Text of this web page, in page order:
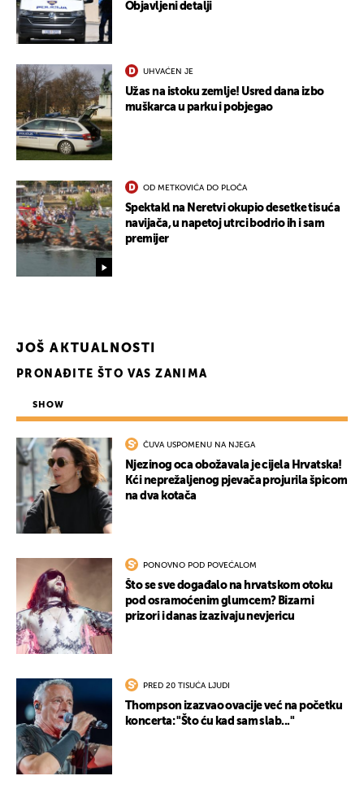
Objavljeni detalji
UHVAĆEN JE
Užas na istoku zemlje! Usred dana izbo
muškarca u parku i pobjegao
OD METKOVIĆA DO PLOČA
Spektakl na Neretvi okupio desetke tisuća
navijača, u napetoj utrci bodrio ih i sam
premijer
JOŠ AKTUALNOSTI
PRONAĐITE ŠTO VAS ZANIMA
SHOW
ČUVA USPOMENU NA NJEGA
Njezinog oca obožavala je cijela Hrvatska!
Kći neprežaljenog pjevača projurila špicom
na dva kotača
PONOVNO POD POVEĆALOM
Što se sve događalo na hrvatskom otoku
pod osramoćenim glumcem? Bizarni
prizori i danas izazivaju nevjericu
PRED 20 TISUĆA LJUDI
Thompson izazvao ovacije već na početku
koncerta: "Što ću kad sam slab..."
UKLJUČITE NOTIFIKACIJE